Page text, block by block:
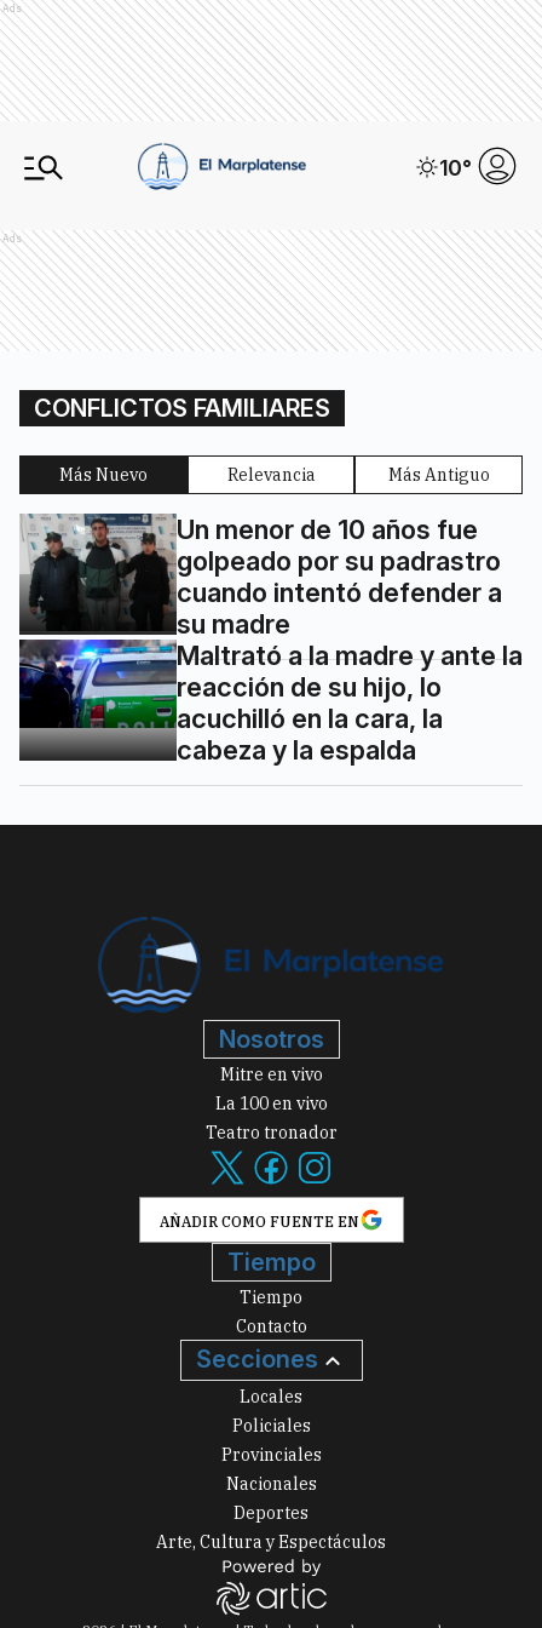
Ads
10°
Ads
CONFLICTOS FAMILIARES
Más Nuevo Relevancia Más Antiguo
Un menor de 10 años fue
golpeado por su padrastro
cuando intentó defender a
su madre
Maltrató a la madre y ante la
reacción de su hijo, lo
acuchilló en la cara, la
cabeza y la espalda
Nosotros
Mitre en vivo
La 100 en vivo
Teatro tronador
AÑADIR COMO FUENTE EN
Tiempo
Tiempo
Contacto
Secciones
Locales
Policiales
Provinciales
Nacionales
Deportes
Arte, Cultura y Espectáculos